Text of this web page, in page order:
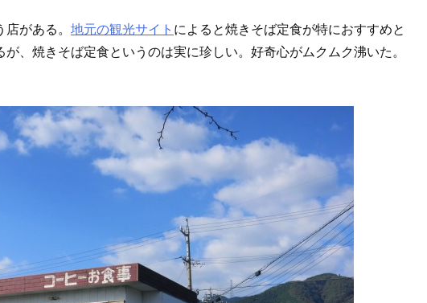
がある。 地元の観光サイト によると焼きそば定食が特におすすめと
、焼きそば定食というのは実に珍しい。好奇心がムクムク沸いた。